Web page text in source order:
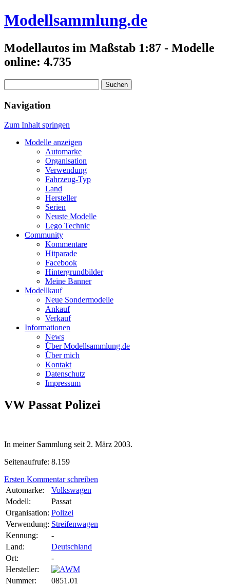
Modellsammlung.de
Modellautos im Maßstab 1:87 - Modelle
online: 4.735
nach:
Navigation
Zum Inhalt springen
Modelle anzeigen
Automarke
Organisation
Verwendung
Fahrzeug-Typ
Land
Hersteller
Serien
Neuste Modelle
Lego Technic
Community
Kommentare
Hitparade
Facebook
Hintergrundbilder
Meine Banner
Modellkauf
Neue Sondermodelle
Ankauf
Verkauf
Informationen
News
Über Modellsammlung.de
Über mich
Kontakt
Datenschutz
Impressum
VW Passat Polizei
In meiner Sammlung seit 2. März 2003.
Seitenaufrufe: 8.159
Ersten Kommentar schreiben
Automarke:
Volkswagen
Modell:
Passat
Organisation: Polizei
Verwendung: Streifenwagen
Kennung:
-
Land:
Deutschland
Ort:
-
Hersteller:
Nummer:
0851.01